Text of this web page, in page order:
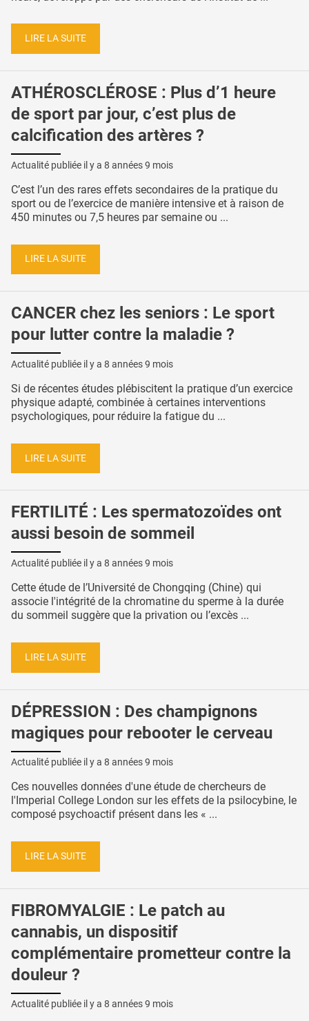
LIRE LA SUITE
ATHÉROSCLÉROSE : Plus d’1 heure
de sport par jour, c’est plus de
calcification des artères ?
Actualité publiée il y a 8 années 9 mois
C’est l’un des rares effets secondaires de la pratique du
sport ou de l’exercice de manière intensive et à raison de
450 minutes ou 7,5 heures par semaine ou ...
LIRE LA SUITE
CANCER chez les seniors : Le sport
pour lutter contre la maladie ?
Actualité publiée il y a 8 années 9 mois
Si de récentes études plébiscitent la pratique d’un exercice
physique adapté, combinée à certaines interventions
psychologiques, pour réduire la fatigue du ...
LIRE LA SUITE
FERTILITÉ : Les spermatozoïdes ont
aussi besoin de sommeil
Actualité publiée il y a 8 années 9 mois
Cette étude de l’Université de Chongqing (Chine) qui
associe l'intégrité de la chromatine du sperme à la durée
du sommeil suggère que la privation ou l’excès ...
LIRE LA SUITE
DÉPRESSION : Des champignons
magiques pour rebooter le cerveau
Actualité publiée il y a 8 années 9 mois
Ces nouvelles données d'une étude de chercheurs de
l'Imperial College London sur les effets de la psilocybine, le
composé psychoactif présent dans les « ...
LIRE LA SUITE
FIBROMYALGIE : Le patch au
cannabis, un dispositif
complémentaire prometteur contre la
douleur ?
Actualité publiée il y a 8 années 9 mois